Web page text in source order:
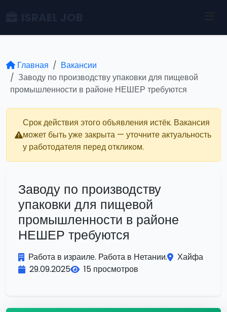
Главная
Вакансии
Заводу по производству упаковки для пищевой
промышленности в районе НЕШЕР требуются
Срок действия этого объявления истёк. Вакансия
может быть уже закрыта — уточните актуальность
у работодателя перед откликом.
Заводу по производству
упаковки для пищевой
промышленности в районе
НЕШЕР требуются
Работа в израиле. Работа в Нетании.
Хайфа
29.09.2025
15 просмотров